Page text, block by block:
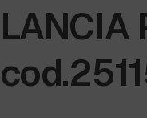
LANCIA